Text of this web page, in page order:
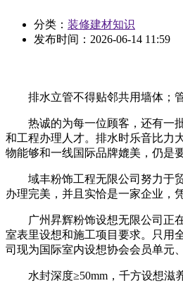
分类： 装修建材知识
发布时间： 2026-06-14 11:59
排水立管不得贴邻共用墙体；管
热诚的为每一位顾客，还有一批
和工程办理人才。排水时乐音比力
物能够和一线国际品牌媲美，仍是
域丰粉饰工程无限公司努力于贸
办理完美，并且实恰是一家企业，
广州昇辉粉饰设想无限公司正在
室表里设想和施工项目要求。只用
司现为国际室内设想协会会员单元
水封深度≥50mm，千方设想滋养